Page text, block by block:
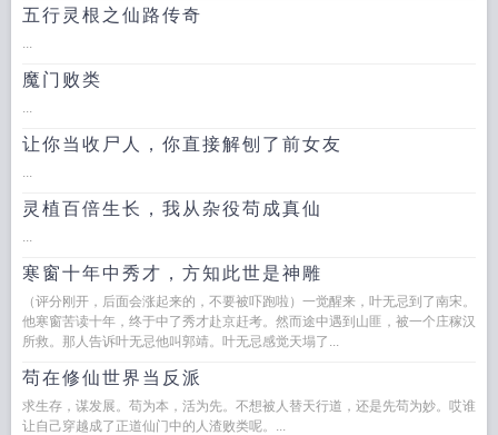
五行灵根之仙路传奇
...
魔门败类
...
让你当收尸人，你直接解刨了前女友
...
灵植百倍生长，我从杂役苟成真仙
...
寒窗十年中秀才，方知此世是神雕
（评分刚开，后面会涨起来的，不要被吓跑啦）一觉醒来，叶无忌到了南宋。
他寒窗苦读十年，终于中了秀才赴京赶考。然而途中遇到山匪，被一个庄稼汉
所救。那人告诉叶无忌他叫郭靖。叶无忌感觉天塌了...
苟在修仙世界当反派
求生存，谋发展。苟为本，活为先。不想被人替天行道，还是先苟为妙。哎谁
让自己穿越成了正道仙门中的人渣败类呢。...